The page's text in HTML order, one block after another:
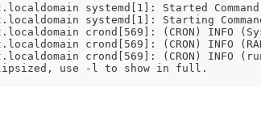
systemd[1]: Started
systemd[1]: Starting
crond[569]: (CRON)
crond[569]: (CRON) INFO
crond[569]: (CRON) INFO
use -l to show in full.